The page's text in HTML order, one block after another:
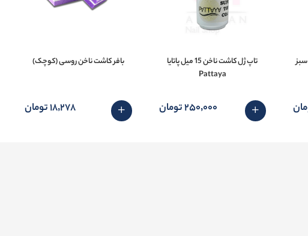
سوهان دستی ناخن 120/150 سبز
تاپ ژل کاشت ناخن 15 میل پاتایا
Pattaya
250٬000 تومان
بافر کاشت ناخن روسی (کوچک)
18٬278 تومان